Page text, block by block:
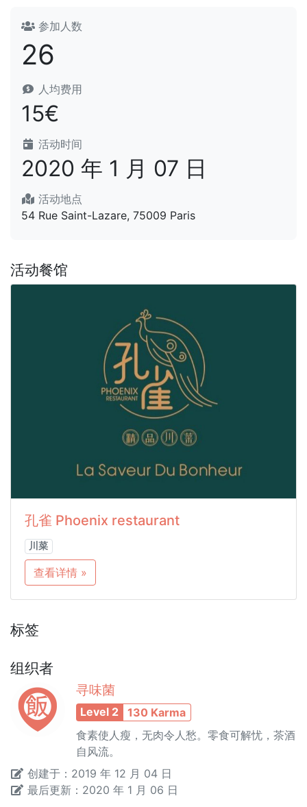
参加人数
26
人均费用
15€
活动时间
2020 年 1 月 07 日
活动地点
54 Rue Saint-Lazare, 75009 Paris
活动餐馆
孔雀 Phoenix restaurant
川菜
查看详情 »
标签
组织者
寻味菌
Level 2
130 Karma
食素使人瘦，无肉令人愁。零食可解忧，茶酒
自风流。
创建于：2019 年 12 月 04 日
最后更新：2020 年 1 月 06 日